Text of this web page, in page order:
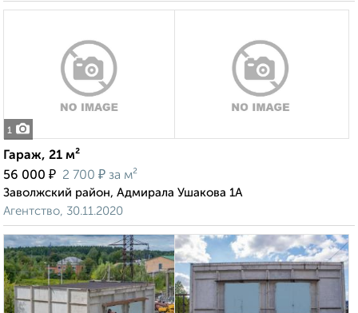
1
Гараж, 21 м²
56 000 ₽ 2 700 ₽ за м²
Заволжский район, Адмирала Ушакова 1А
Агентство, 30.11.2020